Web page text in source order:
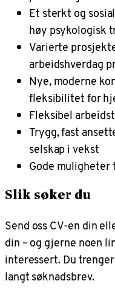
Et sterkt og
høy psykologisk
Varierte
arbeidshverdag
Nye, moderne
fleksibilitet for
Fleksibel
Trygg, fast
selskap i vekst
Gode
Slik søker du
Send oss CV-en din
din – og gjerne noen
interessert. Du
langt søknadsbrev.